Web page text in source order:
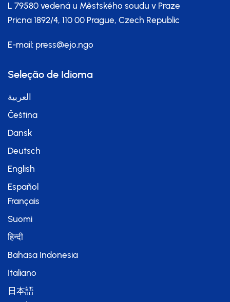
L 79580 vedená u Městského soudu v Praze
Pricna 1892/4, 110 00 Prague, Czech Republic
E-mail: press@ejo.ngo
Seleção de Idioma
العربية
Čeština
Dansk
Deutsch
English
Español
Français
Suomi
हिन्दी
Bahasa Indonesia
Italiano
日本語